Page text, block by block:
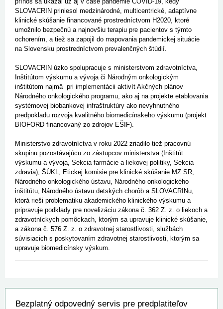
SLOVACRIN priniesol medzinárodné, multicentrické, adaptívne
klinické skúšanie financované prostredníctvom H2020, ktoré
umožnilo bezpečnú a najnovšiu terapiu pre pacientov s týmto
ochorením, a tiež sa zapojil do mapovania pandemickej situácie
na Slovensku prostredníctvom prevalenčných štúdií.
SLOVACRIN úzko spolupracuje s ministerstvom zdravotníctva,
Inštitútom výskumu a vývoja či Národným onkologickým
inštitútom najmä pri implementácii aktivít Akčných plánov
Národného onkologického programu, ako aj na projekte etablovania
systémovej biobankovej infraštruktúry ako nevyhnutného
predpokladu rozvoja kvalitného biomedicínskeho výskumu (projekt
BIOFORD financovaný zo zdrojov EŠIF).
Ministerstvo zdravotníctva v roku 2022 zriadilo tiež pracovnú
skupinu pozostávajúcu zo zástupcov ministerstva (Inštitút
výskumu a vývoja, Sekcia farmácie a liekovej politiky, Sekcia
zdravia), ŠÚKL, Etickej komisie pre klinické skúšanie MZ SR,
Národného onkologického ústavu, Národného onkologického
inštitútu, Národného ústavu detských chorôb a SLOVACRINu,
ktorá rieši problematiku akademického klinického výskumu a
pripravuje podklady pre novelizáciu zákona č. 362 Z. z. o liekoch a
zdravotníckych pomôckach, ktorým sa upravuje klinické skúšanie,
a zákona č. 576 Z. z. o zdravotnej starostlivosti, službách
súvisiacich s poskytovaním zdravotnej starostlivosti, ktorým sa
upravuje biomedicínsky výskum.
Bezplatný odpovedný servis pre predplatiteľov